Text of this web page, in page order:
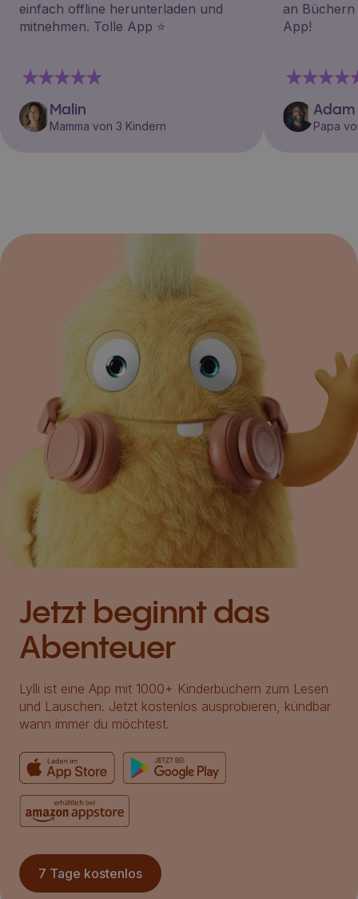
einfach offline herunterladen und
mitnehmen. Tolle App ⭐️
Malin
Mamma von 3 Kindern
an Büchern
App!
Adam
Papa
Jetzt beginnt das
Abenteuer
Lylli ist eine App mit 1000+ Kinderbüchern zum Lesen
und Lauschen. Jetzt kostenlos ausprobieren, kündbar
wann immer du möchtest.
7 Tage kostenlos